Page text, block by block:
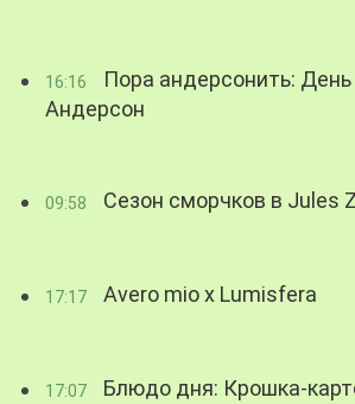
16:16
Пора андерсонить:
Андерсон
09:58 Сезон сморчков в Jules
17:17 Avero mio x Lumisfera
17:07
Блюдо дня: Крошка-